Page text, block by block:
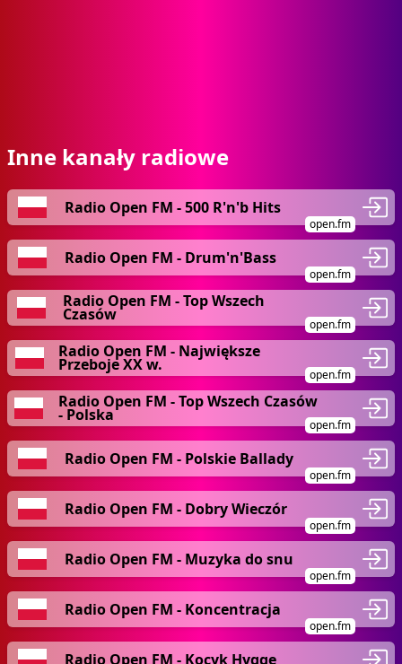
Inne kanały radiowe
Radio Open FM - 500 R'n'b Hits
open.fm
Radio Open FM - Drum'n'Bass
open.fm
Radio Open FM - Top Wszech
Czasów
open.fm
Radio Open FM - Największe
Przeboje XX w.
open.fm
Radio Open FM - Top Wszech Czasów
- Polska
open.fm
Radio Open FM - Polskie Ballady
open.fm
Radio Open FM - Dobry Wieczór
open.fm
Radio Open FM - Muzyka do snu
open.fm
Radio Open FM - Koncentracja
open.fm
Radio Open FM - Kocyk Hygge